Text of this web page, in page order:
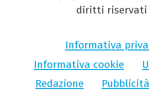
diritti riservati
Informativa
Informativa cookie
Redazione